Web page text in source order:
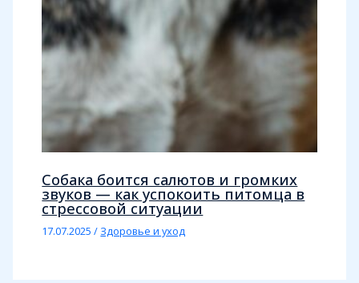
Собака боится салютов и громких
звуков — как успокоить питомца в
стрессовой ситуации
17.07.2025/ Здоровье и уход